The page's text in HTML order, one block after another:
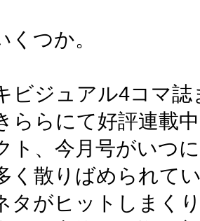
くつか。
ビジュアル4コマ誌
ららにて好評連載
ト、今月号がいつ
く散りばめられて
タがヒットしまく